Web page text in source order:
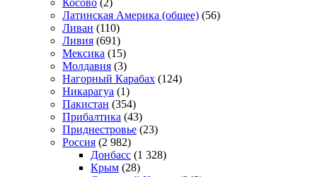
Косово (2)
Латинская Америка (общее) (56)
Ливан (110)
Ливия (691)
Мексика (15)
Молдавия (3)
Нагорный Карабах (124)
Никарагуа (1)
Пакистан (354)
Прибалтика (43)
Приднестровье (23)
Россия (2 982)
Донбасс (1 328)
Крым (28)